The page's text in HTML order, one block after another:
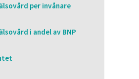
per invånare
i andel av BNP